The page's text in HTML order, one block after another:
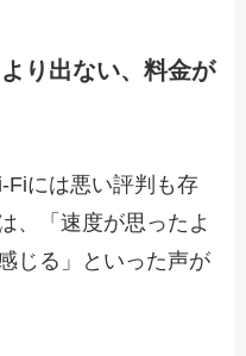
り出ない、料金が
Fiには悪い評判も存
、「速度が思ったよ
じる」といった声が